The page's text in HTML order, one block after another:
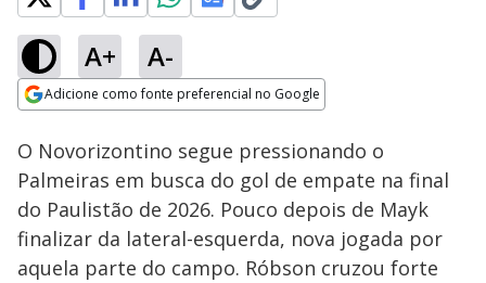
A+ A-
Adicione como fonte preferencial no Google
Ativar
100.00%
O Novorizontino segue pressionando o
Palmeiras em busca do gol de empate na final
do Paulistão de 2026. Pouco depois de Mayk
finalizar da lateral-esquerda, nova jogada por
aquela parte do campo. Róbson cruzou forte